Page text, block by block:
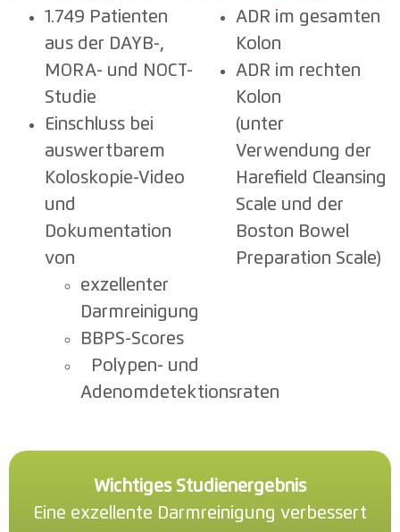
1.749 Patienten
aus der DAYB-,
MORA- und NOCT-
Studie
Einschluss bei
auswertbarem
Koloskopie-Video
und
Dokumentation
von
exzellenter
Darmreinigung
BBPS-Scores
Polypen- und
Adenomdetektionsraten
ADR im gesamten
Kolon
ADR im rechten
Kolon
(unter
Verwendung der
Harefield Cleansing
Scale und der
Boston Bowel
Preparation Scale)
Wichtiges Studienergebnis
Eine exzellente Darmreinigung verbessert